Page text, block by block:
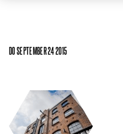
DO SEPTEMBER 24 2015